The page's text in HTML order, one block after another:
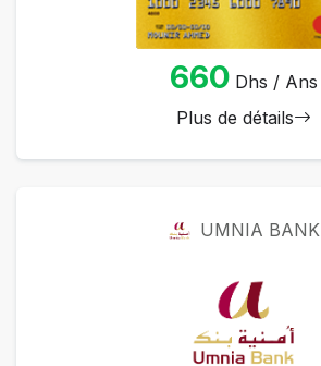
660 Dhs / Ans
Plus de détails
UMNIA BANK